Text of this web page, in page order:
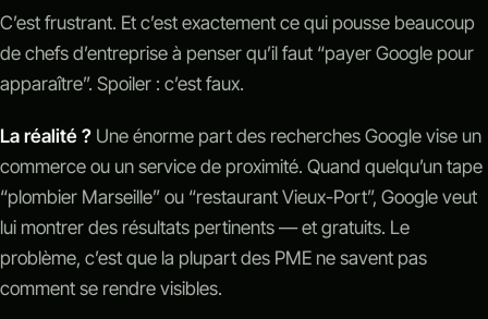
C’est frustrant. Et c’est exactement ce qui pousse beaucoup
de chefs d’entreprise à penser qu’il faut “payer Google pour
apparaître”. Spoiler : c’est faux.
La réalité ? Une énorme part des recherches Google vise un
commerce ou un service de proximité. Quand quelqu’un tape
“plombier Marseille” ou “restaurant Vieux-Port”, Google veut
lui montrer des résultats pertinents — et gratuits. Le
problème, c’est que la plupart des PME ne savent pas
comment se rendre visibles.